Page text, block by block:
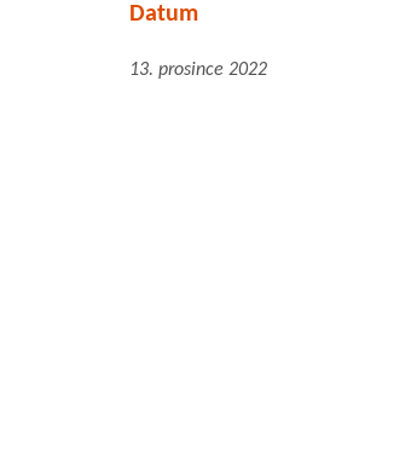
Datum
13. prosince 2022